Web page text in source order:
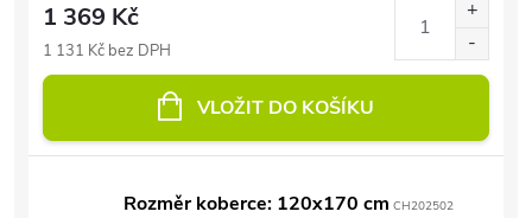
1 369 Kč
1 131 Kč bez DPH
VLOŽIT DO KOŠÍKU
Rozměr koberce: 120x170 cm CH202502